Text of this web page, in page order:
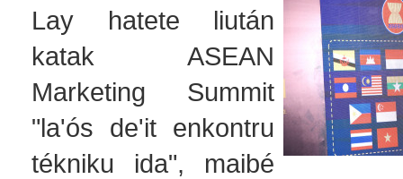
Lay hatete liután
katak ASEAN
Marketing Summit
"la'ós de'it enkontru
tékniku ida", maibé